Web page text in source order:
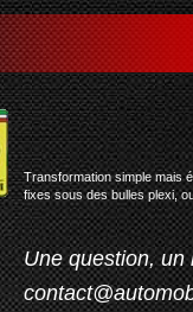
Transformation simple mais
fixes sous des bulles plexi,
Une question, un